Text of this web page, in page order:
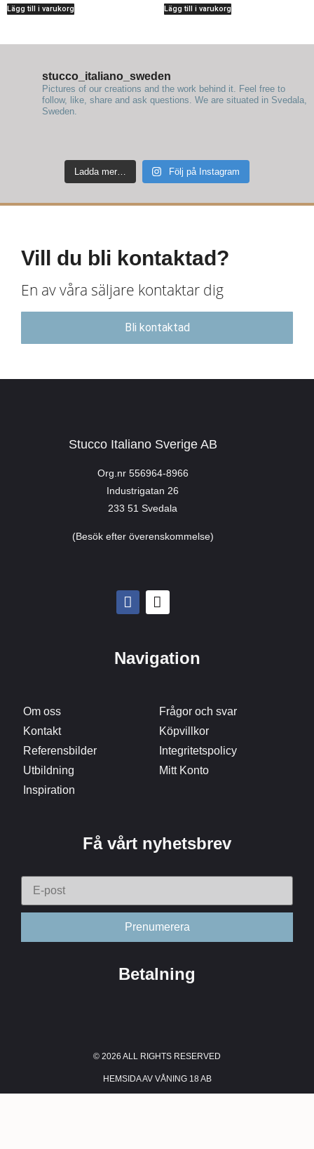
Lägg till i varukorg Lägg till i varukorg
stucco_italiano_sweden
Pictures of our creations and the work behind it. Feel free to
follow, like, share and ask questions. We are situated in Svedala,
Sweden.
Ladda mer… Följ på Instagram
Vill du bli kontaktad?
En av våra säljare kontaktar dig
Bli kontaktad
Stucco Italiano Sverige AB
Org.nr 556964-8966
Industrigatan 26
233 51 Svedala
(Besök efter överenskommelse)
Navigation
Om oss
Kontakt
Referensbilder
Utbildning
Inspiration
Frågor och svar
Köpvillkor
Integritetspolicy
Mitt Konto
Få vårt nyhetsbrev
Betalning
© 2026 ALL RIGHTS RESERVED​
HEMSIDA AV VÅNING 18 AB